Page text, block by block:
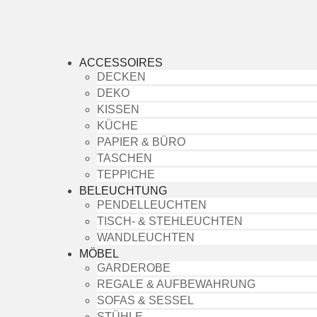
ACCESSOIRES
DECKEN
DEKO
KISSEN
KÜCHE
PAPIER & BÜRO
TASCHEN
TEPPICHE
BELEUCHTUNG
PENDELLEUCHTEN
TISCH- & STEHLEUCHTEN
WANDLEUCHTEN
MÖBEL
GARDEROBE
REGALE & AUFBEWAHRUNG
SOFAS & SESSEL